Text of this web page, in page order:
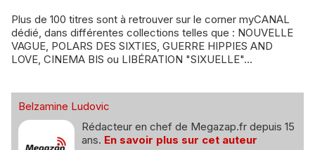
Plus de 100 titres sont à retrouver sur le corner myCANAL
dédié, dans différentes collections telles que : NOUVELLE
VAGUE, POLARS DES SIXTIES, GUERRE HIPPIES AND
LOVE, CINEMA BIS ou LIBÉRATION "SIXUELLE"...
Belzamine Ludovic
Rédacteur en chef de Megazap.fr depuis 15
ans. En savoir plus sur cet auteur